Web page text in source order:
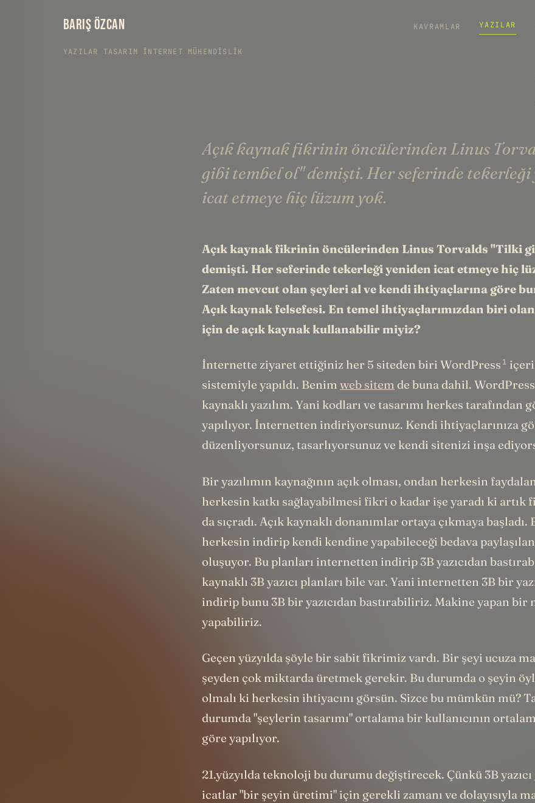
BARIŞ ÖZCAN KAVRAMLAR YAZILAR
YAZILAR TASARIM İNTERNET MÜHENDISLIK
Açık kaynak fikrinin öncülerinden Linus
gibi tembel ol" demişti. Her seferinde tekerleği
icat etmeye hiç lüzum yok.
Açık kaynak fikrinin öncülerinden Linus Torvalds "Tilki
demişti. Her seferinde tekerleği yeniden icat etmeye hiç
Zaten mevcut olan şeyleri al ve kendi ihtiyaçlarına göre
Açık kaynak felsefesi. En temel ihtiyaçlarımızdan biri
için de açık kaynak kullanabilir miyiz?
İnternette ziyaret ettiğiniz her 5 siteden biri WordPress 1
sistemiyle yapıldı. Benim web sitem de buna dahil.
kaynaklı yazılım. Yani kodları ve tasarımı herkes tarafından
yapılıyor. İnternetten indiriyorsunuz. Kendi ihtiyaçlarınıza
düzenliyorsunuz, tasarlıyorsunuz ve kendi sitenizi inşa
Bir yazılımın kaynağının açık olması, ondan herkesin
herkesin katkı sağlayabilmesi fikri o kadar işe yaradı ki artık
da sıçradı. Açık kaynaklı donanımlar ortaya çıkmaya başladı.
herkesin indirip kendi kendine yapabileceği bedava
oluşuyor. Bu planları internetten indirip 3B yazıcıdan
kaynaklı 3B yazıcı planları bile var. Yani internetten 3B bir
indirip bunu 3B bir yazıcıdan bastırabiliriz. Makine yapan bir
yapabiliriz.
Geçen yüzyılda şöyle bir sabit fikrimiz vardı. Bir şeyi ucuza
şeyden çok miktarda üretmek gerekir. Bu durumda o şeyin
olmalı ki herkesin ihtiyacını görsün. Sizce bu mümkün mü?
durumda "şeylerin tasarımı" ortalama bir kullanıcının
göre yapılıyor.
21.yüzyılda teknoloji bu durumu değiştirecek. Çünkü 3B
icatlar "bir şeyin üretimi" için gerekli zamanı ve dolayısıyla